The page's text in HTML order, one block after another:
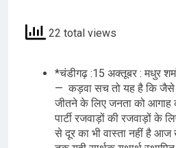
22 total views
*चंडीगढ़ :15 अक्तूबर : मधुर
— कड़वा सच तो यह है कि
जीतने के लिए जनता को आगाह
पार्टी रजवाड़ों की रजवाड़ों के
से दूर का भी वास्ता नहीं है